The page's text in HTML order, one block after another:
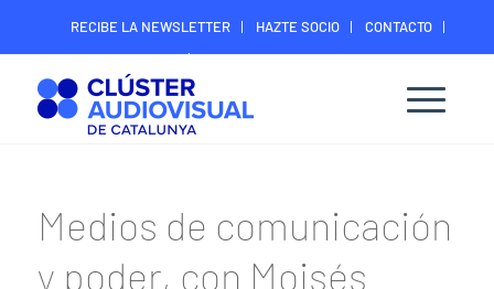
RECIBE LA NEWSLETTER HAZTE SOCIO
CONTACTO
ÁREA DIGITAL SOCIOS
Medios de comunicación
y poder, con Moisés